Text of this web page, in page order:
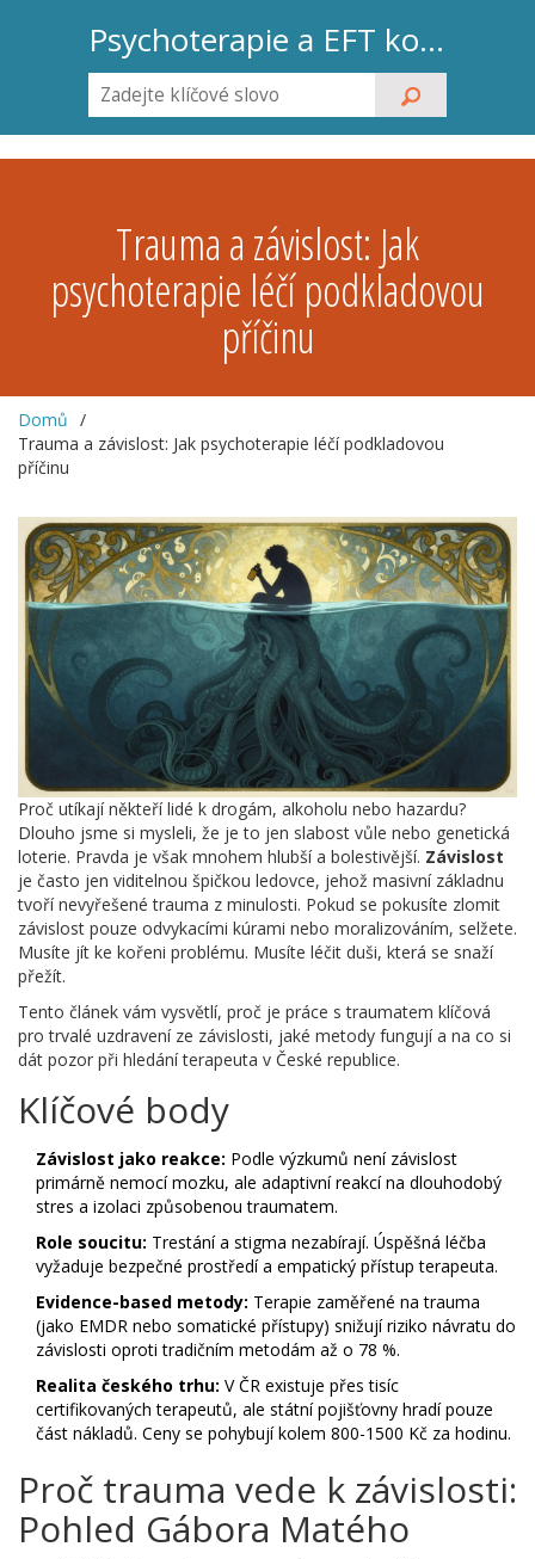
Psychoterapie a EFT koučink
Trauma a závislost: Jak
psychoterapie léčí podkladovou
příčinu
Domů
Trauma a závislost: Jak psychoterapie léčí podkladovou
příčinu
Proč utíkají někteří lidé k drogám, alkoholu nebo hazardu?
Dlouho jsme si mysleli, že je to jen slabost vůle nebo genetická
loterie. Pravda je však mnohem hlubší a bolestivější. Závislost
je často jen viditelnou špičkou ledovce, jehož masivní základnu
tvořínevyřešené trauma z minulosti. Pokud se pokusíte zlomit
závislost pouze odvykacími kúrami nebo moralizováním, selžete.
Musíte jít ke kořeni problému. Musíte léčit duši, která se snaží
přežít.
Tento článek vám vysvětlí, proč je práce s traumatem klíčová
pro trvalé uzdravení ze závislosti, jaké metody fungují a na co si
dát pozor při hledání terapeuta v České republice.
Klíčové body
Závislost jako reakce: Podle výzkumů není závislost
primárně nemocí mozku, ale adaptivní reakcí na dlouhodobý
stres a izolaci způsobenou traumatem.
Role soucitu: Trestání a stigma nezabírají. Úspěšná léčba
vyžaduje bezpečné prostředí a empatický přístup terapeuta.
Evidence-based metody: Terapie zaměřené na trauma
(jako EMDR nebo somatické přístupy) snižují riziko návratu do
závislosti oproti tradičním metodám až o 78 %.
Realita českého trhu: V ČR existuje přes tisíc
certifikovaných terapeutů, ale státní pojišťovny hradí pouze
část nákladů. Ceny se pohybují kolem 800-1500 Kč za hodinu.
Proč trauma vede k závislosti:
Pohled Gábora Matého